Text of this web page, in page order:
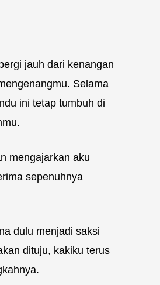
jauh dari kenangan
Selama
ini tetap tumbuh di
mengajarkan aku
sepenuhnya
dulu menjadi saksi
dituju, kakiku terus